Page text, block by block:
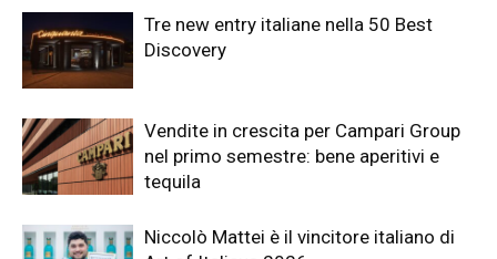
Tre new entry italiane nella 50 Best
Discovery
Vendite in crescita per Campari Group
nel primo semestre: bene aperitivi e
tequila
Niccolò Mattei è il vincitore italiano di